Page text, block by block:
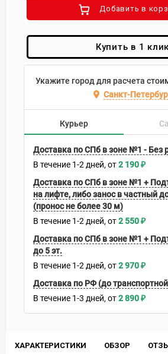
ХАРАКТЕРИСТИКИ ОБЗОР
Добавить в
Купить в 1 клик
Укажите город для расчета
Санкт-
Курьер
Доставка по СПб в зоне №1 - Без
В течение 1-2 дней 2 190₽
Доставка по СПб в зоне №1 +
на лифте, либо занос в частный
(пронос не более 30 м)
В течение 1-2 дней 2 550₽
Доставка по СПб в зоне №1 +
до 5 эт.
В течение 1-2 дней 2 970₽
Доставка по РФ (до
В течение 1-3 дней 2 890₽